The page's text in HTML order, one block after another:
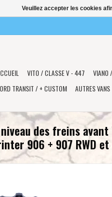
VITO / CLASSE V - 447 VIANO
TRANSIT / + CUSTOM
AUTRES VANS
des freins avant
906 + 907 RWD
Veuillez accepter les cookies